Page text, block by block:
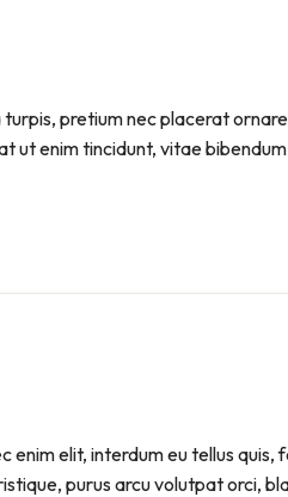
pretium nec placerat
ut enim tincidunt, vitae
elit, interdum eu tellus
purus arcu volutpat orci,